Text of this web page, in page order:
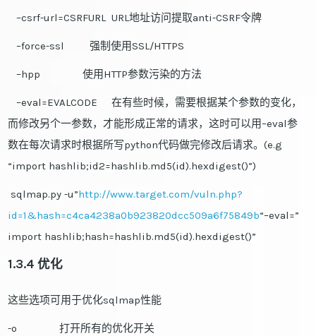
–csrf-url=CSRFURL URL地址访问提取anti-CSRF令牌
–force-ssl 强制使用SSL/HTTPS
–hpp 使用HTTP参数污染的方法
–eval=EVALCODE 在有些时候，需要根据某个参数的变化，
而修改另个一参数，才能形成正常的请求，这时可以用–eval参
数在每次请求时根据所写python代码做完修改后请求。(e.g
“import hashlib;id2=hashlib.md5(id).hexdigest()”)
sqlmap.py -u”http://www.target.com/vuln.php?
id=1&hash=c4ca4238a0b923820dcc509a6f75849b“–eval=”
import hashlib;hash=hashlib.md5(id).hexdigest()”
1.3.4 优化
这些选项可用于优化sqlmap性能
-o 打开所有的优化开关